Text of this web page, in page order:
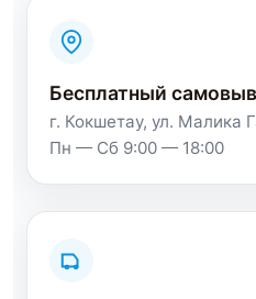
Бесплатный
г. Кокшетау, ул. Малика
Пн — Сб 9:00 — 18:00